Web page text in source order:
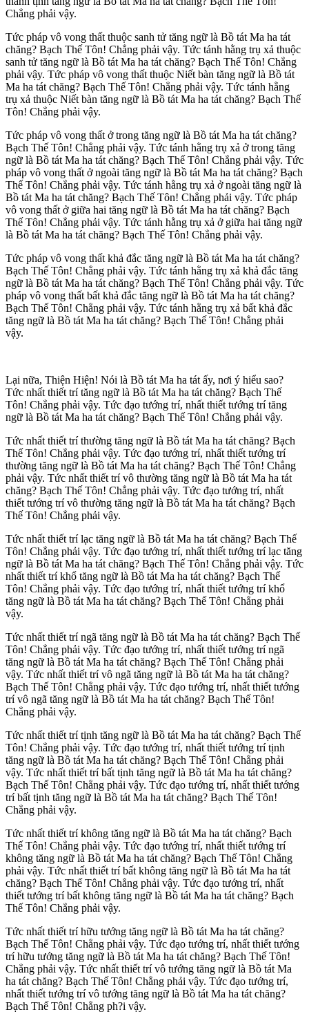
Chẳng phải vậy.
Tức pháp vô vong thất thuộc sanh tử tăng ngữ là Bồ tát Ma ha tát
chăng? Bạch Thế Tôn! Chẳng phải vậy. Tức tánh hằng trụ xả thuộc
sanh tử tăng ngữ là Bồ tát Ma ha tát chăng? Bạch Thế Tôn! Chẳng
phải vậy. Tức pháp vô vong thất thuộc Niết bàn tăng ngữ là Bồ tát
Ma ha tát chăng? Bạch Thế Tôn! Chẳng phải vậy. Tức tánh hằng
trụ xả thuộc Niết bàn tăng ngữ là Bồ tát Ma ha tát chăng? Bạch Thế
Tôn! Chẳng phải vậy.
Tức pháp vô vong thất ở trong tăng ngữ là Bồ tát Ma ha tát chăng?
Bạch Thế Tôn! Chẳng phải vậy. Tức tánh hằng trụ xả ở trong tăng
ngữ là Bồ tát Ma ha tát chăng? Bạch Thế Tôn! Chẳng phải vậy. Tức
pháp vô vong thất ở ngoài tăng ngữ là Bồ tát Ma ha tát chăng? Bạch
Thế Tôn! Chẳng phải vậy. Tức tánh hằng trụ xả ở ngoài tăng ngữ là
Bồ tát Ma ha tát chăng? Bạch Thế Tôn! Chẳng phải vậy. Tức pháp
vô vong thất ở giữa hai tăng ngữ là Bồ tát Ma ha tát chăng? Bạch
Thế Tôn! Chẳng phải vậy. Tức tánh hằng trụ xả ở giữa hai tăng ngữ
là Bồ tát Ma ha tát chăng? Bạch Thế Tôn! Chẳng phải vậy.
Tức pháp vô vong thất khả đắc tăng ngữ là Bồ tát Ma ha tát chăng?
Bạch Thế Tôn! Chẳng phải vậy. Tức tánh hằng trụ xả khả đắc tăng
ngữ là Bồ tát Ma ha tát chăng? Bạch Thế Tôn! Chẳng phải vậy. Tức
pháp vô vong thất bất khả đắc tăng ngữ là Bồ tát Ma ha tát chăng?
Bạch Thế Tôn! Chẳng phải vậy. Tức tánh hằng trụ xả bất khả đắc
tăng ngữ là Bồ tát Ma ha tát chăng? Bạch Thế Tôn! Chẳng phải
vậy.
Lại nữa, Thiện Hiện! Nói là Bồ tát Ma ha tát ấy, nơi ý hiểu sao?
Tức nhất thiết trí tăng ngữ là Bồ tát Ma ha tát chăng? Bạch Thế
Tôn! Chẳng phải vậy. Tức đạo tướng trí, nhất thiết tướng trí tăng
ngữ là Bồ tát Ma ha tát chăng? Bạch Thế Tôn! Chẳng phải vậy.
Tức nhất thiết trí thường tăng ngữ là Bồ tát Ma ha tát chăng? Bạch
Thế Tôn! Chẳng phải vậy. Tức đạo tướng trí, nhất thiết tướng trí
thường tăng ngữ là Bồ tát Ma ha tát chăng? Bạch Thế Tôn! Chẳng
phải vậy. Tức nhất thiết trí vô thường tăng ngữ là Bồ tát Ma ha tát
chăng? Bạch Thế Tôn! Chẳng phải vậy. Tức đạo tướng trí, nhất
thiết tướng trí vô thường tăng ngữ là Bồ tát Ma ha tát chăng? Bạch
Thế Tôn! Chẳng phải vậy.
Tức nhất thiết trí lạc tăng ngữ là Bồ tát Ma ha tát chăng? Bạch Thế
Tôn! Chẳng phải vậy. Tức đạo tướng trí, nhất thiết tướng trí lạc tăng
ngữ là Bồ tát Ma ha tát chăng? Bạch Thế Tôn! Chẳng phải vậy. Tức
nhất thiết trí khổ tăng ngữ là Bồ tát Ma ha tát chăng? Bạch Thế
Tôn! Chẳng phải vậy. Tức đạo tướng trí, nhất thiết tướng trí khổ
tăng ngữ là Bồ tát Ma ha tát chăng? Bạch Thế Tôn! Chẳng phải
vậy.
Tức nhất thiết trí ngã tăng ngữ là Bồ tát Ma ha tát chăng? Bạch Thế
Tôn! Chẳng phải vậy. Tức đạo tướng trí, nhất thiết tướng trí ngã
tăng ngữ là Bồ tát Ma ha tát chăng? Bạch Thế Tôn! Chẳng phải
vậy. Tức nhất thiết trí vô ngã tăng ngữ là Bồ tát Ma ha tát chăng?
Bạch Thế Tôn! Chẳng phải vậy. Tức đạo tướng trí, nhất thiết tướng
trí vô ngã tăng ngữ là Bồ tát Ma ha tát chăng? Bạch Thế Tôn!
Chẳng phải vậy.
Tức nhất thiết trí tịnh tăng ngữ là Bồ tát Ma ha tát chăng? Bạch Thế
Tôn! Chẳng phải vậy. Tức đạo tướng trí, nhất thiết tướng trí tịnh
tăng ngữ là Bồ tát Ma ha tát chăng? Bạch Thế Tôn! Chẳng phải
vậy. Tức nhất thiết trí bất tịnh tăng ngữ là Bồ tát Ma ha tát chăng?
Bạch Thế Tôn! Chẳng phải vậy. Tức đạo tướng trí, nhất thiết tướng
trí bất tịnh tăng ngữ là Bồ tát Ma ha tát chăng? Bạch Thế Tôn!
Chẳng phải vậy.
Tức nhất thiết trí không tăng ngữ là Bồ tát Ma ha tát chăng? Bạch
Thế Tôn! Chẳng phải vậy. Tức đạo tướng trí, nhất thiết tướng trí
không tăng ngữ là Bồ tát Ma ha tát chăng? Bạch Thế Tôn! Chẳng
phải vậy. Tức nhất thiết trí bất không tăng ngữ là Bồ tát Ma ha tát
chăng? Bạch Thế Tôn! Chẳng phải vậy. Tức đạo tướng trí, nhất
thiết tướng trí bất không tăng ngữ là Bồ tát Ma ha tát chăng? Bạch
Thế Tôn! Chẳng phải vậy.
Tức nhất thiết trí hữu tướng tăng ngữ là Bồ tát Ma ha tát chăng?
Bạch Thế Tôn! Chẳng phải vậy. Tức đạo tướng trí, nhất thiết tướng
trí hữu tướng tăng ngữ là Bồ tát Ma ha tát chăng? Bạch Thế Tôn!
Chẳng phải vậy. Tức nhất thiết trí vô tướng tăng ngữ là Bồ tát Ma
ha tát chăng? Bạch Thế Tôn! Chẳng phải vậy. Tức đạo tướng trí,
nhất thiết tướng trí vô tướng tăng ngữ là Bồ tát Ma ha tát chăng?
Bạch Thế Tôn! Chẳng ph?i vậy.